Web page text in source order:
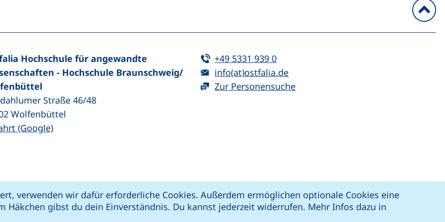
verwenden wir dafür erforderliche Cookies. Außerdem ermöglichen optionale Cookies eine
Häkchen gibst du dein Einverständnis. Du kannst jederzeit widerrufen. Mehr Infos dazu in
(externer Link, öffnet neues Fenster)
teilen (externer Link, öffnet neues Fenster)
neues Fenster)
öffnet neues Fenster)
Link, öffnet neues Fenster)
(externer Link, öffnet neues Fenster)
Hochschule für angewandte
- Hochschule Braunschweig/​
Straße 46/48
Wolfenbüttel
(Google)(externer Link, öffnet neues Fenster)
Tel:
+49 5331 939 0(startet einen Telefonanruf, wenn Ihr
E-Mail:
info(at)ostfalia.de(öffnet Ihr E-Mail-Programm)
Zur Personensuche
melden